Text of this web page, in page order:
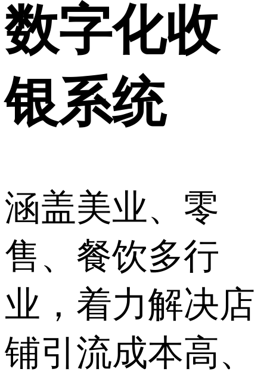
数字化收
银系统
涵盖美业、零
售、餐饮多行
业，着力解决店
铺引流成本高、